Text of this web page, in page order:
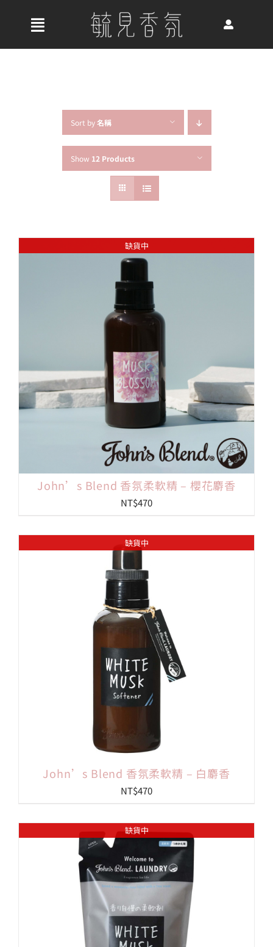
收
關於我們
最新消息
好評推薦
會員專區
結
果：
Sort by名稱
Show 12 Products
缺貨中
John’s Blend 香氛柔軟精 – 櫻花麝香
NT$470
缺貨中
John’s Blend 香氛柔軟精 – 白麝香
NT$470
缺貨中